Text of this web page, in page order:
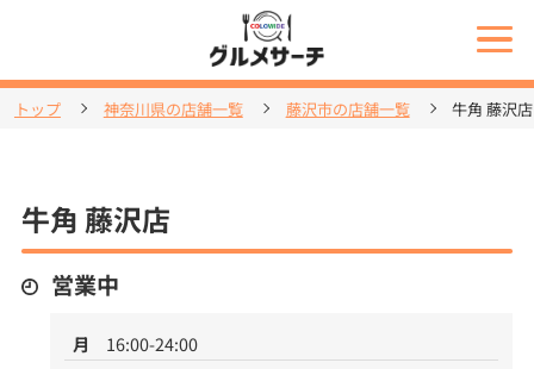
トップ 神奈川県の店舗一覧 藤沢市の店舗一覧 牛角 藤沢店
牛角 藤沢店
営業中
月
16:00-24:00